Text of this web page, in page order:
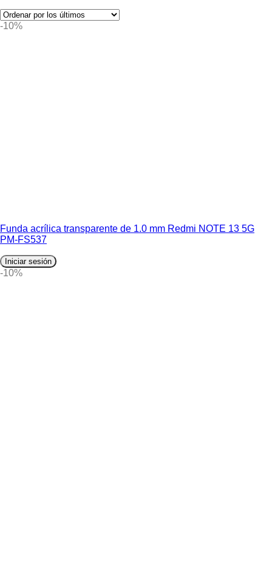
-10%
Funda acrílica transparente de 1.0 mm Redmi NOTE 13 5G
PM-FS537
Iniciar sesión
-10%